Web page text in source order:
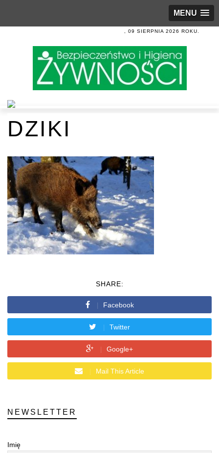
MENU
, 09 SIERPNIA 2026 ROKU.
DZIKI
SHARE:
Facebook
Twitter
Google+
Mail This Article
NEWSLETTER
Imię